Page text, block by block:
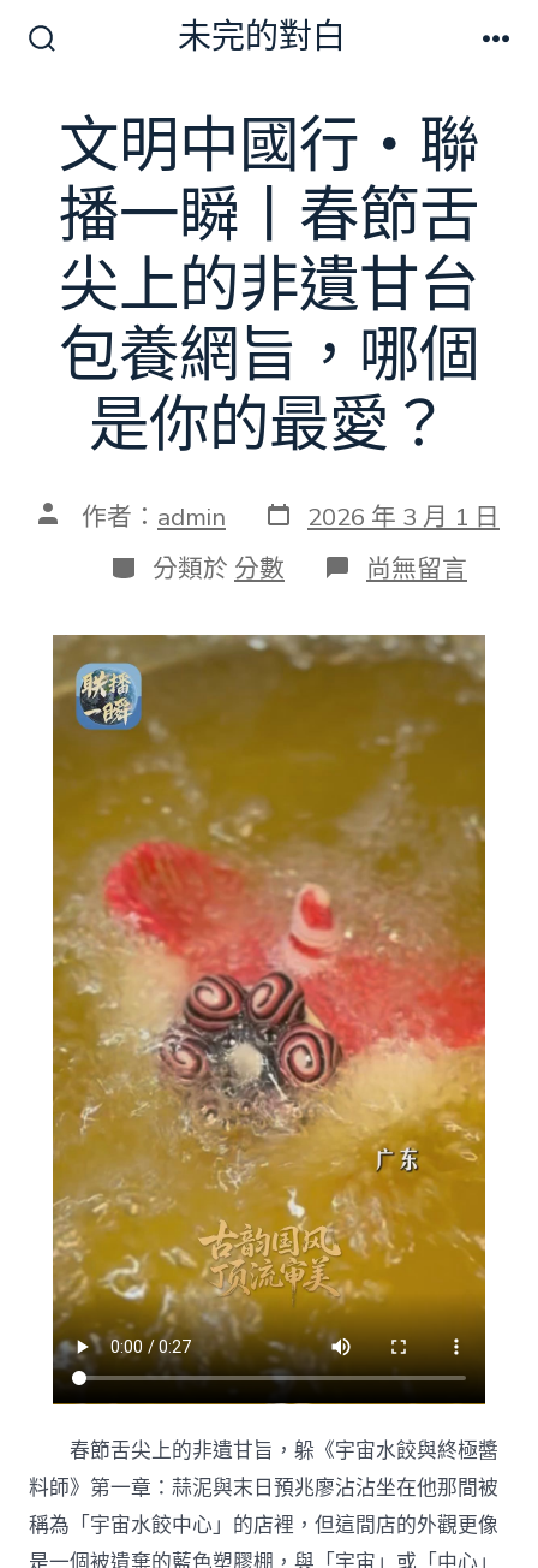
換
開
未完的對白
文明中國行・聯
播一瞬丨春節舌
尖上的非遺甘台
包養網旨，哪個
是你的最愛？
文 作者： admin 發
表
日
期
2026 年 3 月 1 日
分
類
分類於 分數 在
〈文
中
國
播
一
瞬
丨
春
節
舌
尖
上
的
非
遺
甘
台
包
養
網
旨，
哪
個
是
你
的
最
愛？〉
中
尚無留言
春節舌尖上的非遺甘旨，躲《宇宙水餃與終極醬
料師》第一章：蒜泥與末日預兆廖沾沾坐在他那間被
稱為「宇宙水餃中心」的店裡，但這間店的外觀更像